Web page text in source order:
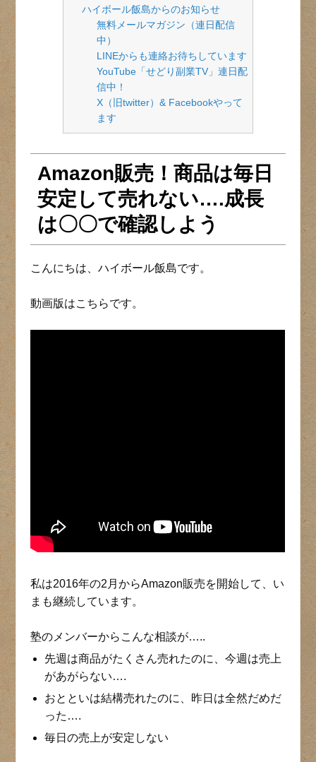
ハイボール飯島からのお知らせ
無料メールマガジン（連日配信
中）
LINEからも連絡お待ちしています
YouTube「せどり副業TV」連日配
信中！
X（旧twitter）& Facebookやって
ます
Amazon販売！商品は毎日
安定して売れない….成長
は〇〇で確認しよう
こんにちは、ハイボール飯島です。
動画版はこちらです。
私は2016年の2月からAmazon販売を開始して、い
まも継続しています。
塾のメンバーからこんな相談が…..
先週は商品がたくさん売れたのに、今週は売上
があがらない….
おとといは結構売れたのに、昨日は全然だめだ
った….
毎日の売上が安定しない